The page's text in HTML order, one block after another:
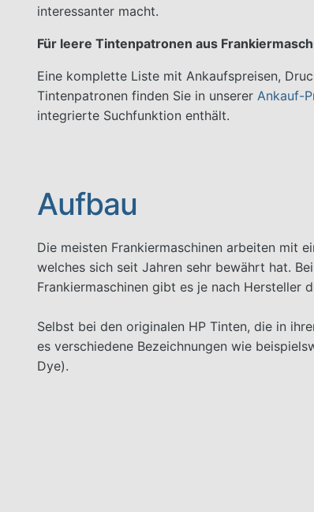
interessanter macht.
Für leere Tintenpatronen aus
Eine komplette Liste mit Ankaufspreisen,
Tintenpatronen finden Sie in unserer Ankauf-
integrierte Suchfunktion enthält.
Aufbau
Die meisten Frankiermaschinen arbeiten mit
welches sich seit Jahren sehr bewährt hat.
Frankiermaschinen gibt es je nach Hersteller
Selbst bei den originalen HP Tinten, die in
es verschiedene Bezeichnungen wie
Dye).